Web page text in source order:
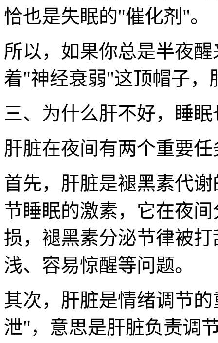
恰也是失眠的"催化剂"。
所以，如果你总是半夜
着"神经衰弱"这顶帽子，
三、为什么肝不好，睡
肝脏在夜间有两个重要
首先，肝脏是褪黑素代
节睡眠的激素，它在夜
损，褪黑素分泌节律被
浅、容易惊醒等问题。
其次，肝脏是情绪调节
泄"，意思是肝脏负责调